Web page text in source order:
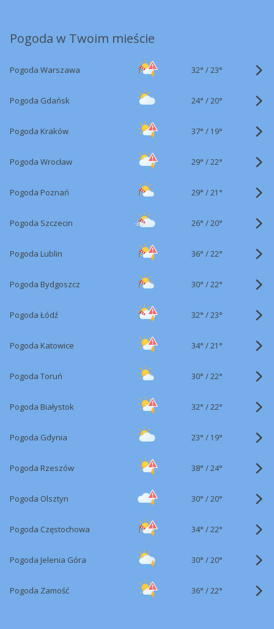
Pogoda w Twoim mieście
Pogoda Warszawa 32° /23°
Pogoda Gdańsk 24° /20°
Pogoda Kraków 37° / 19°
Pogoda Wrocław 29° /22°
Pogoda Poznań 29° /21°
Pogoda Szczecin 26° /20°
Pogoda Lublin 36° /22°
Pogoda Bydgoszcz 30° /22°
Pogoda Łódź 32° /23°
Pogoda Katowice 34° /21°
Pogoda Toruń 30° /22°
Pogoda Białystok 32° /22°
Pogoda Gdynia 23° / 19°
Pogoda Rzeszów 38° /24°
Pogoda Olsztyn 30° /20°
Pogoda Częstochowa 34° /22°
Pogoda Jelenia Góra 30° /20°
Pogoda Zamość 36° /22°